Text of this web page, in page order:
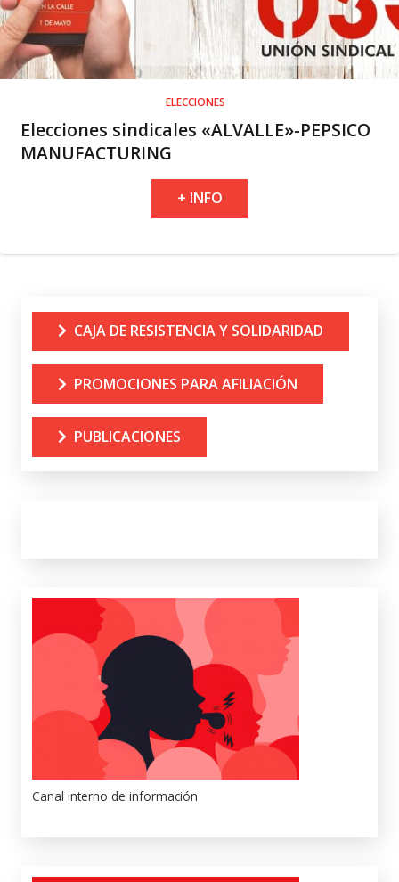
ELECCIONES
Elecciones sindicales «ALVALLE»-PEPSICO
MANUFACTURING
+ INFO
CAJA DE RESISTENCIA Y SOLIDARIDAD
PROMOCIONES PARA AFILIACIÓN
PUBLICACIONES
Canal interno de información